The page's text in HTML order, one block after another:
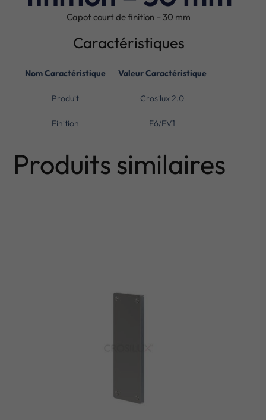
Capot court de finition – 30 mm
Caractéristiques
Nom Caractéristique Valeur Caractéristique
Produit Crosilux 2.0
Finition E6/EV1
Produits similaires